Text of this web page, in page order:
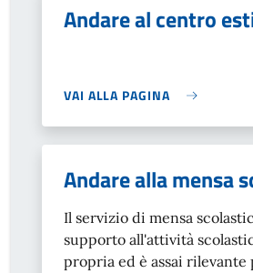
Andare al centro
VAI ALLA PAGINA
Andare alla mensa
Il servizio di mensa
supporto all'attività
propria ed è assai rilevante